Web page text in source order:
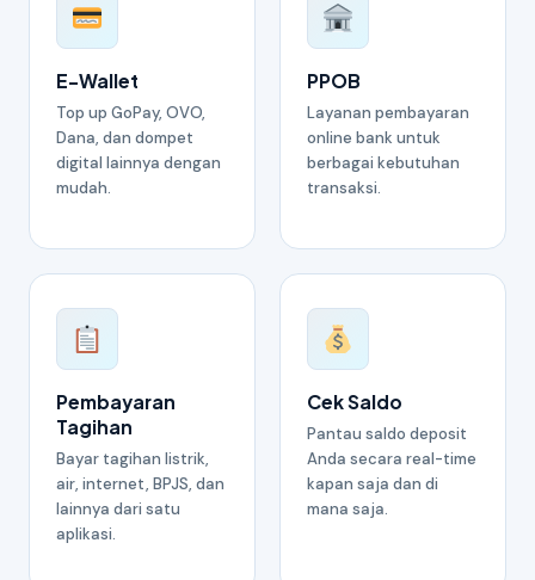
E-Wallet
Top up GoPay, OVO,
Dana, dan dompet
digital lainnya dengan
mudah.
PPOB
Layanan pembayaran
online bank untuk
berbagai kebutuhan
transaksi.
Pembayaran
Tagihan
Bayar tagihan listrik,
air, internet, BPJS, dan
lainnya dari satu
aplikasi.
Cek Saldo
Pantau saldo deposit
Anda secara real-time
kapan saja dan di
mana saja.